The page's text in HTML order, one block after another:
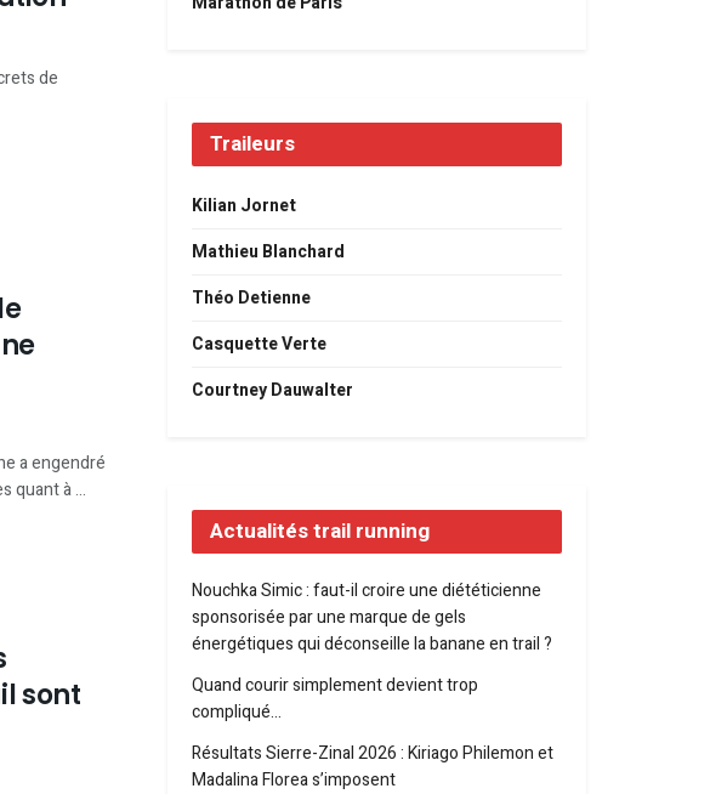
de
a engendré
quant à ...
sont
Traileurs
Kilian Jornet
Mathieu Blanchard
Théo Detienne
Casquette Verte
Courtney Dauwalter
Actualités trail running
Nouchka Simic : faut-il croire une diététicienne
sponsorisée par une marque de gels
énergétiques qui déconseille la banane en trail ?
Quand courir simplement devient trop
compliqué…
Résultats Sierre-Zinal 2026 : Kiriago Philemon et
Madalina Florea s’imposent